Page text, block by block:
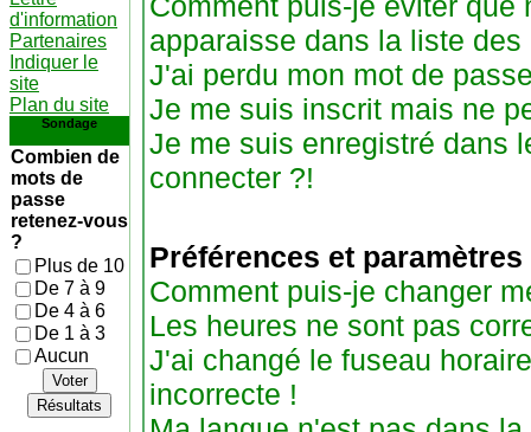
d'information
Partenaires
Indiquer le
site
Plan du site
Sondage
Combien de
mots de
passe
retenez-vous
?
Plus de 10
De 7 à 9
De 4 à 6
De 1 à 3
Aucun
Voter
Résultats
apparaisse dans la liste
J'ai perdu mon mot de
Je me suis inscrit mais ne
Je me suis enregistré dans
connecter ?!
Préférences et
Comment puis-je changer
Les heures ne sont pas
J'ai changé le fuseau
incorrecte !